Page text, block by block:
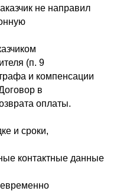
не направил
(п. 9
и компенсации
в
оплаты.
и сроки,
контактные данные